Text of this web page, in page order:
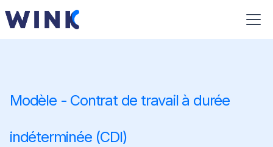
Modèle - Contrat de travail à durée
indéterminée (CDI)